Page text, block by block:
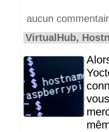
aucun
VirtualHub,